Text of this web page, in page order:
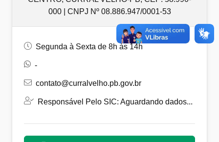
000 | CNPJ Nº 08.886.947/0001-53
Segunda à Sexta de 8h às 14h
-
contato@curralvelho.pb.gov.br
Responsável Pelo SIC: Aguardando dados...